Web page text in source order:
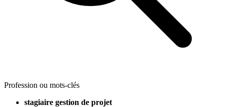
Profession ou mots-clés
stagiaire gestion de projet